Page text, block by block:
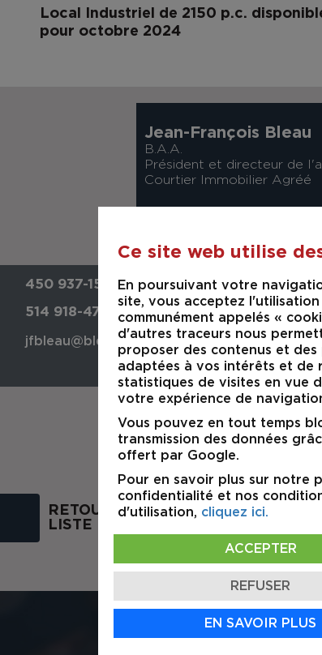
Local Industriel de 2150 p.c.
pour octobre 2024
Jean-François Bleau
B.A.A.
Président et directeur de
Courtier Immobilier Agréé
450 937-1551
514 918-4747
jfbleau@bleau.biz
RETOUR À LA
LISTE DES PROPRIÉTÉS
Ce site web utilise
En poursuivant votre
site, vous acceptez l'utilisation
communément appelés «
d'autres traceurs nous
proposer des contenus et des
adaptées à vos intérêts et de
statistiques de visites en vue
votre expérience de
Vous pouvez en tout temps
transmission des données
offert par Google.
Pour en savoir plus sur notre
confidentialité et nos
d'utilisation, cliquez ici.
ACCEPTER
REFUSER
EN SAVOIR PLUS